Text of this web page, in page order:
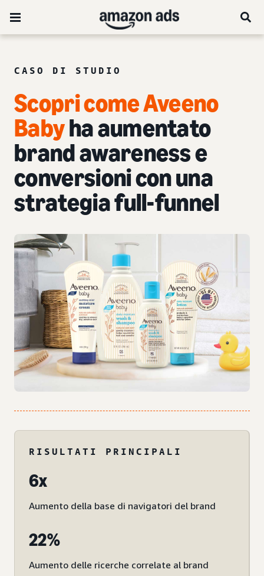
CASO DI STUDIO
Scopri come Aveeno
Babyha aumentato
brand awareness e
conversioni con una
strategia full-funnel
RISULTATI PRINCIPALI
6x
Aumento della base di navigatori del brand
22%
Aumento delle ricerche correlate al brand